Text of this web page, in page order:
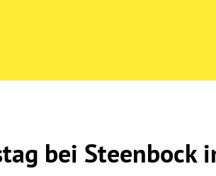
bei Steenbock